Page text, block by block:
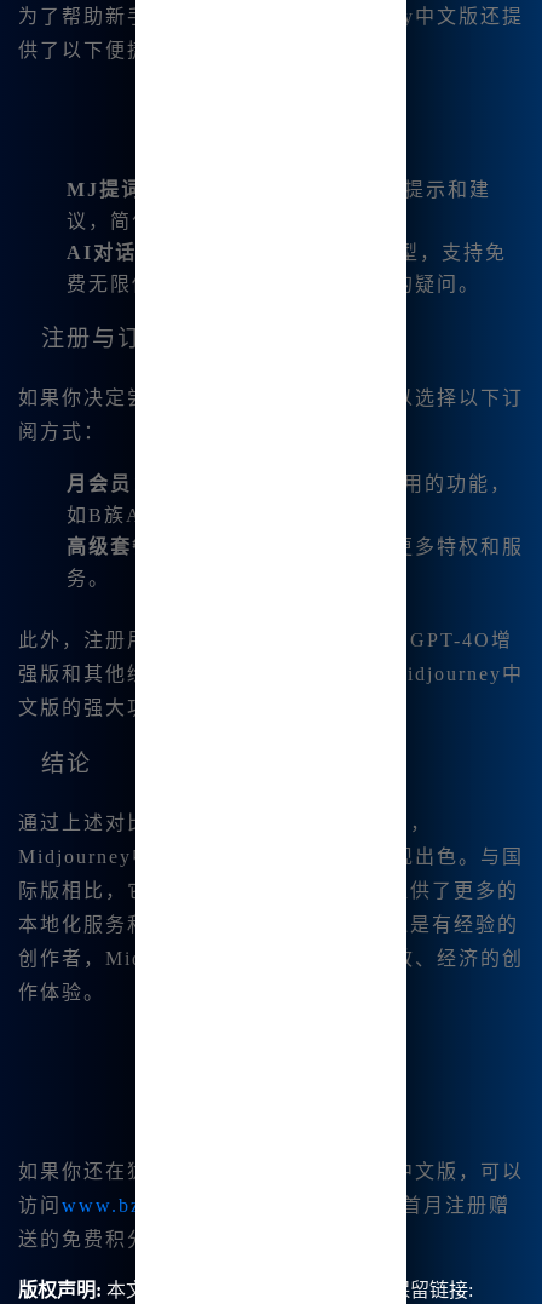
为了帮助新手用户快速上手，Midjourney中文版还提
供了以下便捷功能：
MJ提词器
：针对新手提供了详细的提示和建
议，简化了操作流程。
AI对话
：内置多款国内外优秀大模型，支持免
费无限使用，帮助用户解决操作中的疑问。
注册与订阅
如果你决定尝试Midjourney中文版，可以选择以下订
阅方式：
月会员
：最低9.9元起，包含无限使用的功能，
如B族AI对话、Flux绘图等。
高级套餐
：39.8元的高级套餐提供更多特权和服
务。
此外，注册用户可以享受免费无限量使用GPT-4O增
强版和其他绘图模型的福利，充分体验Midjourney中
文版的强大功能。
结论
通过上述对比和功能介绍，我们可以看到，
Midjourney中文版在价格和功能上都表现出色。与国
际版相比，它不仅价格更为亲民，而且提供了更多的
本地化服务和实用功能。无论你是新手还是有经验的
创作者，Midjourney中文版都能提供高效、经济的创
作体验。
如果你还在犹豫是否要尝试Midjourney中文版，可以
访问 www.bzu.cn
了解更多详情，并享受首月注册赠
送的免费积分和其他优惠。
版权声明: 本文由【B族智能】原创，转载请保留链接: